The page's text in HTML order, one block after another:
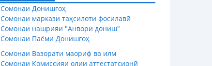
Сомонаи Донишгоҳ
Сомонаи маркази таҳсилоти фосилавӣ
Сомонаи нашрияи "Анвори дониш"
Сомонаи Паёми Донишгоҳ
Сомонаи Вазорати маориф ва илм
Сомонаи Комиссияи олии аттестатсионӣ